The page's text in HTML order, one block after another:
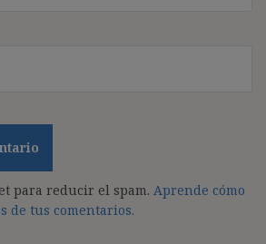
para reducir el spam. Aprende cómo
de tus comentarios.